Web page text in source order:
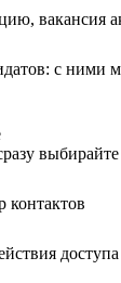
вакансия
с ними
контактов
доступа